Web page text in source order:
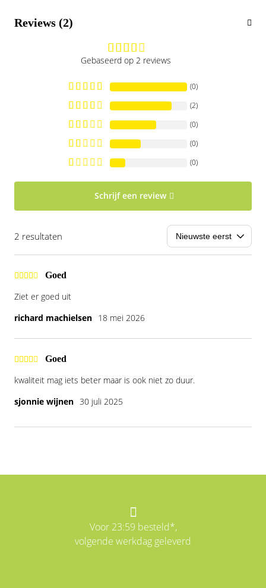
Reviews (2)
Gebaseerd op 2 reviews
(0)
(2)
(0)
(0)
(0)
Schrijf een review
2 resultaten
Goed
Ziet er goed uit
richard machielsen 18 mei 2026
Goed
kwaliteit mag iets beter maar is ook niet zo duur.
sjonnie wijnen 30 juli 2025
Voor 23:59 besteld*,
volgende werkdag geleverd